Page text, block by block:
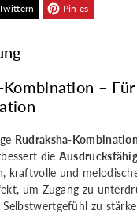
Kombination
-
Weisheit
und
(Nepal)
Pin es
Kombination –
Rudraksha-Kombination
die
kraftvolle und
um Zugang zu
zu